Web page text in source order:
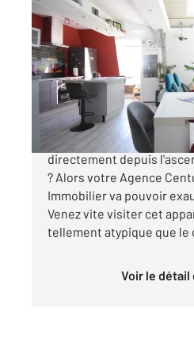
VICHY 03
59,43 m , 3 pièces
Ref : 1786
Appartement T3 à
214 000
Pouvoir entrer dans
directement depuis
? Alors votre Agence
Immobilier va pouvoir
Venez vite visiter cet
tellement atypique que le
Voir le